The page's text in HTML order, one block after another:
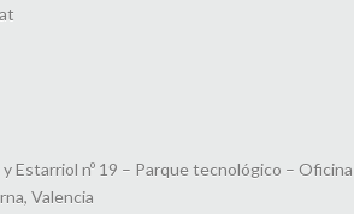
Estarriol nº 19 – Parque tecnológico – Oficina
Valencia